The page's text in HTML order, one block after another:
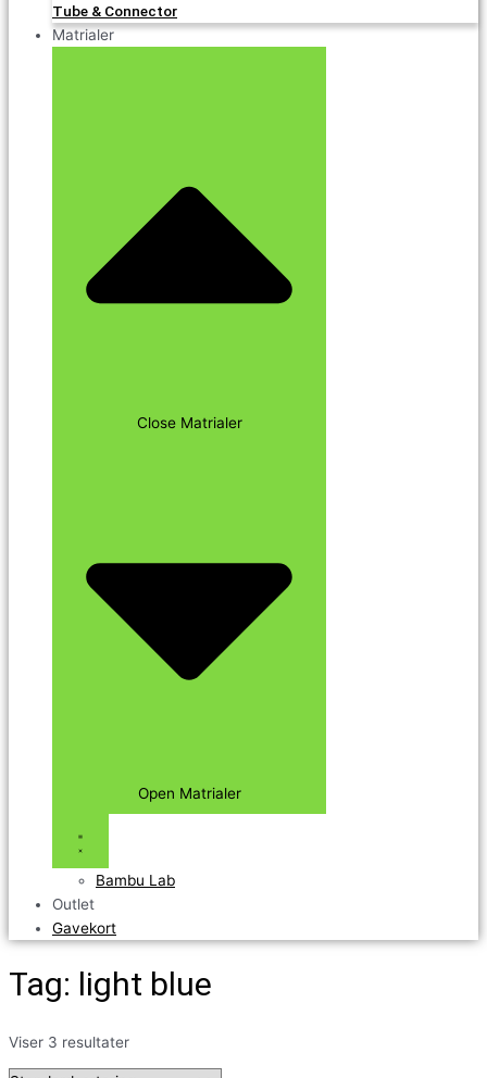
Tube & Connector
Matrialer
Close Matrialer
Open Matrialer
Bambu Lab
Outlet
Gavekort
Tag: light blue
Viser 3 resultater